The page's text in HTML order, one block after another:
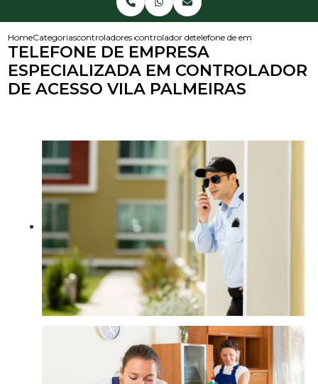
HomeCategoriascontroladores de acessocontrolador de acesso para condominio
telefone de empresa
TELEFONE DE EMPRESA
ESPECIALIZADA EM CONTROLADOR
DE ACESSO VILA PALMEIRAS